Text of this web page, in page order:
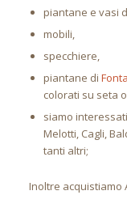
piantane e vasi
mobili,
specchiere,
piantane di
colorati su seta
siamo
Melotti, Cagli,
tanti altri;
Inoltre acquistiamo